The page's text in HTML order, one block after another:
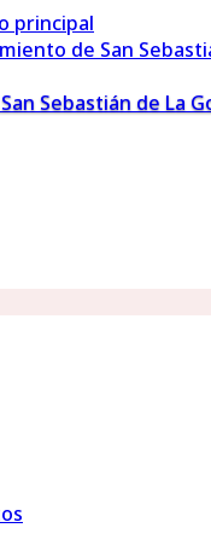
principal
Sebastián de La